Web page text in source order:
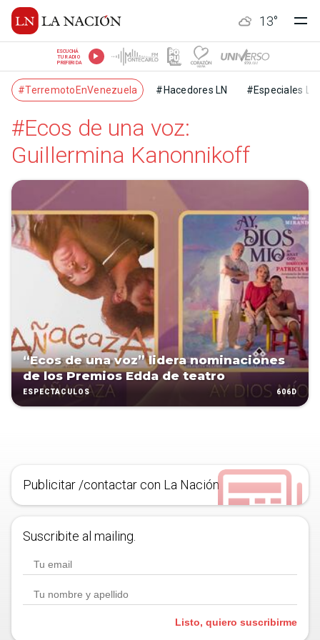
13°
ESCUCHÁ
TU RADIO
PREFERIDA
#TerremotoEnVenezuela #Hacedores LN #Especiales LN
#Ecos de una voz:
Guillermina Kanonnikoff
“Ecos de una voz” lidera nominaciones
de los Premios Edda de teatro
ESPECTÁCULOS 606D
Publicitar /contactar con La Nación
Suscribite al mailing.
Listo, quiero suscribirme